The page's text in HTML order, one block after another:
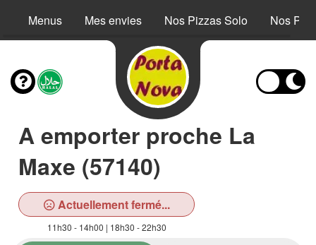
Menus Mes envies Nos Pizzas Solo Nos
A emporter proche La
Maxe (57140)
Actuellement fermé...
11h30 - 14h00 | 18h30 - 22h30